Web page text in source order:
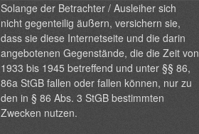
Solange der Betrachter / Ausleiher sich
nicht gegenteilig äußern, versichern sie,
dass sie diese Internetseite und die darin
angebotenen Gegenstände, die die Zeit von
1933 bis 1945 betreffend und unter §§ 86,
86a StGB fallen oder fallen können, nur zu
den in § 86 Abs. 3 StGB bestimmten
Zwecken nutzen.